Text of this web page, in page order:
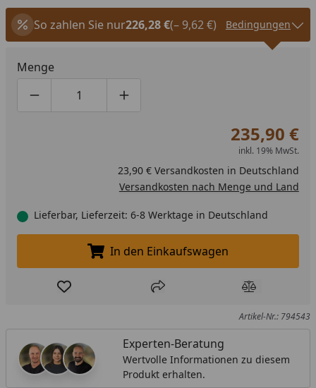
So zahlen Sie nur226,28 €(– 9,62 €) Bedingungen
Menge
Produktmenge um eins verringern
Produktmenge manuell eingeben
Produktmenge um eins erhöhen
235,90 €
inkl. 19% MwSt.
23,90 € Versandkosten in Deutschland
Versandkosten nach Menge und Land
Lieferbar, Lieferzeit: 6-8 Werktage in Deutschland
In den Einkaufswagen legen
In den Einkaufswagen
Produkt zur Wunschliste hinzufügen
Teilen Produkt
Artikel-Nr.: 794543
Experten-Beratung
Wertvolle Informationen zu diesem
Produkt erhalten.